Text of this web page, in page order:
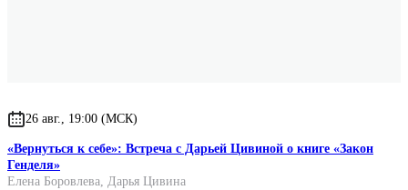
26 авг., 19:00 (МСК)
«Вернуться к себе»: Встреча с Дарьей Цивиной о книге «Закон
Генделя»
Елена Боровлева, Дарья Цивина